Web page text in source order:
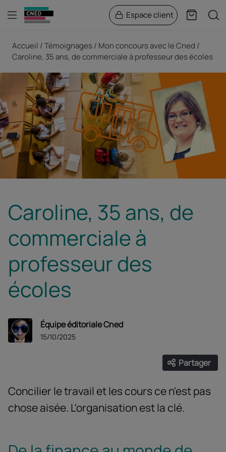
Menu Espace client Panier
Accueil Témoignages
Mon concours avec le Cned
Caroline, 35 ans, de commerciale à professeur des écoles
Caroline, 35 ans, de
commerciale à
professeur des
écoles
Équipe éditoriale Cned
15/10/2025
Partager
Ouvrir
Concilier le travail et les cours ce n'est pas
chose aisée. L'organisation est la clé.